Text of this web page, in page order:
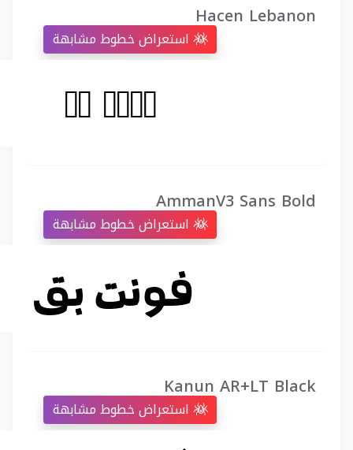
Hacen Lebanon
AmmanV3 Sans Bold
Kanun AR+LT Black